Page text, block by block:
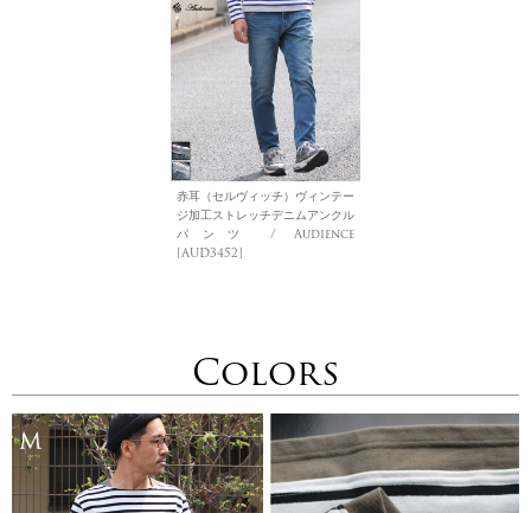
赤耳（セルヴィッチ）ヴィンテー
ジ加工ストレッチデニムアンクル
パンツ / Audience
[AUD3452]
Colors